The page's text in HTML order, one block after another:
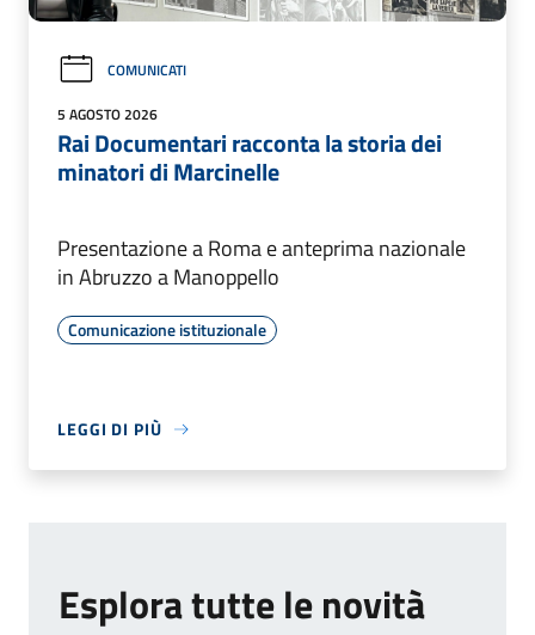
COMUNICATI
5 AGOSTO 2026
Rai Documentari racconta la storia dei
minatori di Marcinelle
Presentazione a Roma e anteprima nazionale
in Abruzzo a Manoppello
Comunicazione istituzionale
LEGGI DI PIÙ
Esplora tutte le novità